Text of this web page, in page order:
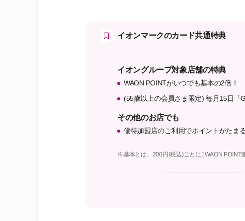
イオンマークのカード共通特典
イオングループ対象店舗の特典
WAON POINTがいつでも基本の2倍！
(55歳以上の会員さま限定) 毎月15日「
その他のお店でも
優待加盟店のご利用でポイントがたま
※基本とは、200円(税込)ごとに1WAON POINT